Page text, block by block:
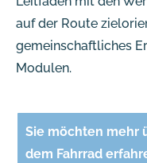
auf der Route
gemeinschaftliches
Modulen.
Sie möchten mehr
dem Fahrrad